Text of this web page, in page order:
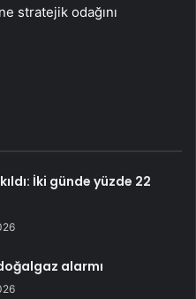
stratejik odağını
İki günde yüzde 22
alarmı